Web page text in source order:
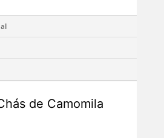
de Camomila